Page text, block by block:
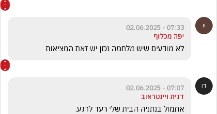
07:33 - 02.06.2025
יפה מכלוף
לא מודעים שיש מלחמה נכון יש זאת המציאות
07:07 - 02.06.2025
דנית ויינטראוב
אתמול בנתניה הבית שלי רעד לרגע.